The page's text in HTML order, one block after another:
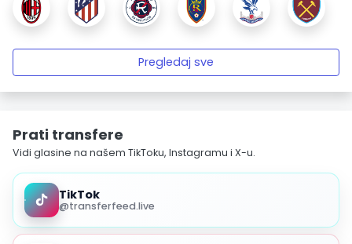
Pregledaj sve
Prati transfere
Vidi glasine na našem TikToku, Instagramu i X-u.
TikTok
@transferfeed.live